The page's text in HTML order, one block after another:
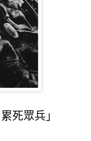
死眾兵」